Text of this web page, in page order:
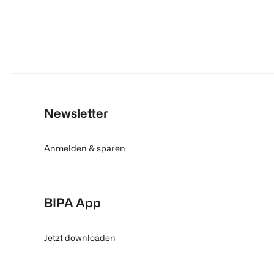
Newsletter
Anmelden & sparen
BIPA App
Jetzt downloaden